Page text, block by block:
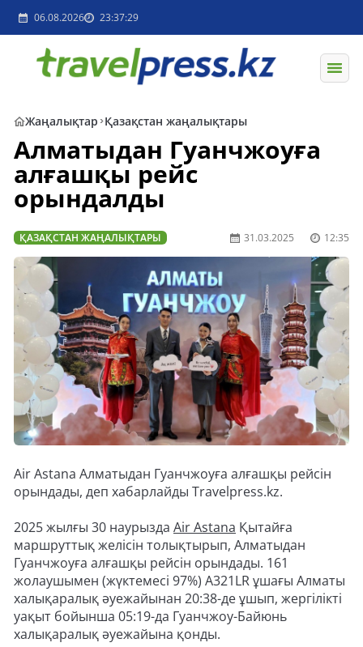
06.08.2026 23:37:29
Жаңалықтар Қазақстан жаңалықтары
Алматыдан Гуанчжоуға
алғашқы рейс
орындалды
ҚАЗАҚСТАН ЖАҢАЛЫҚТАРЫ 31.03.2025 12:35
Air Astana Алматыдан Гуанчжоуға алғашқы рейсін
орындады, деп хабарлайды Travelpress.kz.
2025 жылғы 30 наурызда Air Astana Қытайға
маршруттық желісін толықтырып, Алматыдан
Гуанчжоуға алғашқы рейсін орындады. 161
жолаушымен (жүктемесі 97%) A321LR ұшағы Алматы
халықаралық әуежайынан 20:38-де ұшып, жергілікті
уақыт бойынша 05:19-да Гуанчжоу-Байюнь
халықаралық әуежайына қонды.